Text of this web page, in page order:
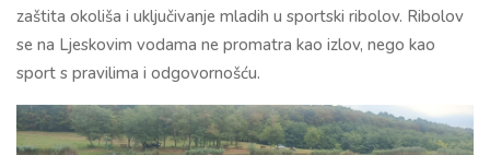
zaštita okoliša i uključivanje mladih u sportski ribolov. Ribolov
se na Ljeskovim vodama ne promatra kao izlov, nego kao
sport s pravilima i odgovornošću.